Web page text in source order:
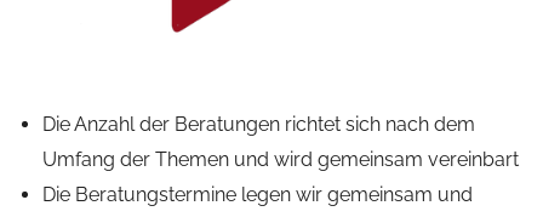
Die Anzahl der Beratungen richtet sich nach dem
Umfang der Themen und wird gemeinsam vereinbart
Die Beratungstermine legen wir gemeinsam und